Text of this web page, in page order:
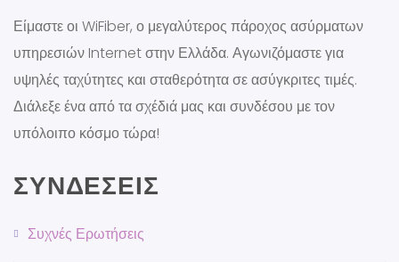
Είμαστε οι WiFiber, ο μεγαλύτερος πάροχος ασύρματων
υπηρεσιών Internet στην Ελλάδα. Αγωνιζόμαστε για
υψηλές ταχύτητες και σταθερότητα σε ασύγκριτες τιμές.
Διάλεξε ένα από τα σχέδιά μας και συνδέσου με τον
υπόλοιπο κόσμο τώρα!
ΣΥΝΔΈΣΕΙΣ
Συχνές Ερωτήσεις